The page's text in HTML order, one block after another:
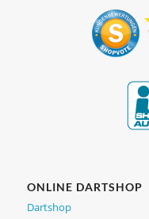
ONLINE DARTSHOP
Dartshop